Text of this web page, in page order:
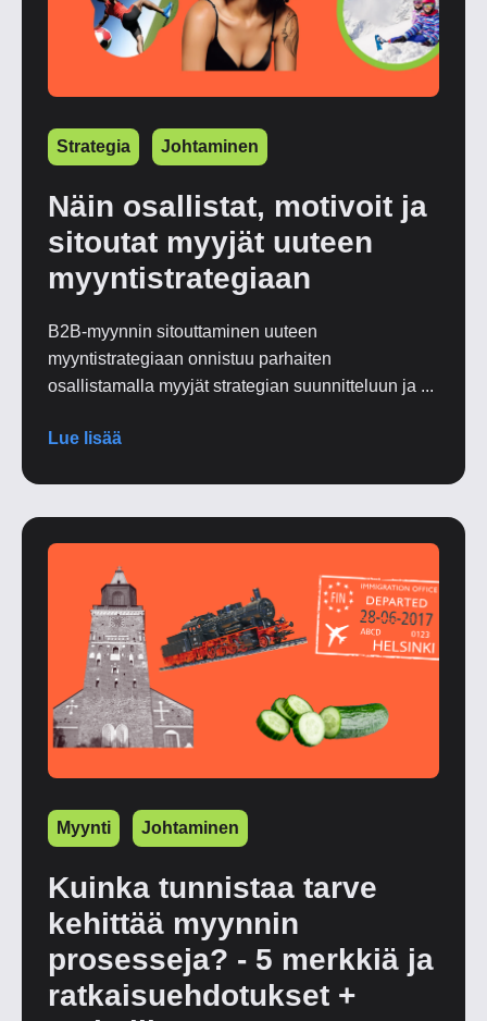
Strategia Johtaminen
Näin osallistat, motivoit ja
sitoutat myyjät uuteen
myyntistrategiaan
B2B-myynnin sitouttaminen uuteen
myyntistrategiaan onnistuu parhaiten
osallistamalla myyjät strategian suunnitteluun ja ...
Lue lisää
Myynti Johtaminen
Kuinka tunnistaa tarve
kehittää myynnin
prosesseja? - 5 merkkiä ja
ratkaisuehdotukset +